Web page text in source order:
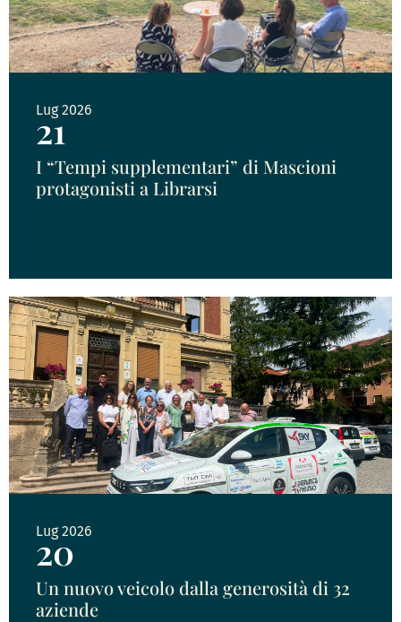
Lug 2026
21
I “Tempi supplementari” di Mascioni
protagonisti a Librarsi
Lug 2026
20
Un nuovo veicolo dalla generosità di 32
aziende